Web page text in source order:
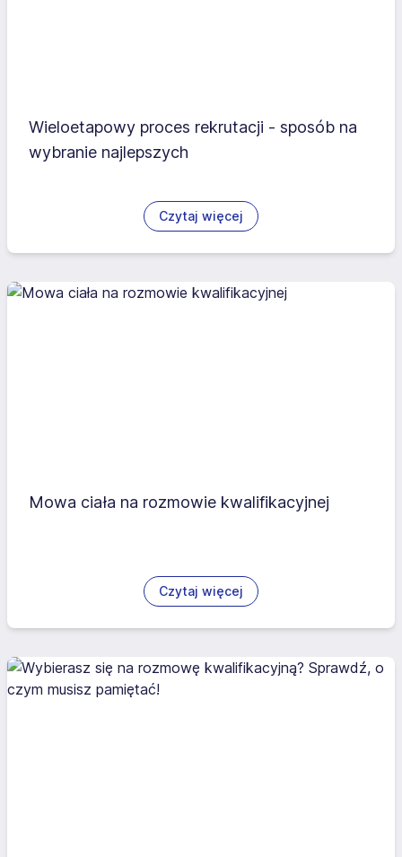
Wieloetapowy proces rekrutacji - sposób na
wybranie najlepszych
Czytaj więcej
Mowa ciała na rozmowie kwalifikacyjnej
Czytaj więcej